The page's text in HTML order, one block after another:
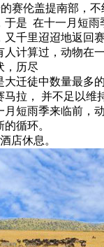
赛伦盖提南部，
于是 在十一月短雨
又千里迢迢地返回
人计算过，动物在
，历尽
大迁徒中数量最多
马拉， 并不足以维
短雨季来临前，
循环。
店休息。